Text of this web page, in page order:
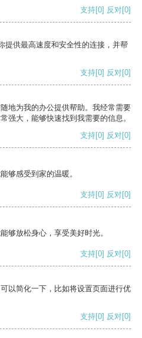
支持[0] 反对[0]
提供最高速度和安全性的连接，并帮
支持[0] 反对[0]
地为我的办公提供帮助。我经常需要
强大，能够快速找到我需要的信息。
支持[0] 反对[0]
够感受到家的温暖。
支持[0] 反对[0]
够放松身心，享受美好时光。
支持[0] 反对[0]
以简化一下，比如将设置页面进行优
支持[0] 反对[0]